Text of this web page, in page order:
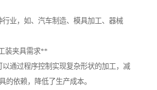
业，如、汽车制造、模具加工、器械
装夹具需求**
通过程序控制实现复杂形状的加工，减
的依赖，降低了生产成本。